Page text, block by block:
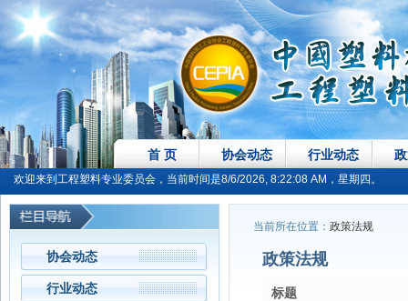
首 页 协会动态 行业动态
欢迎来到工程塑料专业委员会，当前时间是8/6/2026, 8:22:08 AM，星期四。
协会动态
行业动态
当前所在位置： 政策法规
政策法规
标题